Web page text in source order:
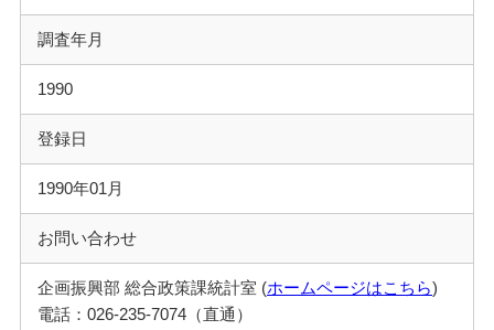
調査年月
1990
登録日
1990年01月
お問い合わせ
企画振興部 総合政策課統計室 (ホームページはこちら)
電話：026-235-7074（直通）